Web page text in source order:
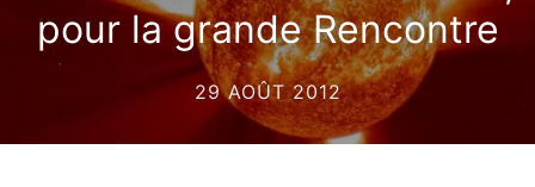
pour la grande Rencontre
29 AOÛT 2012